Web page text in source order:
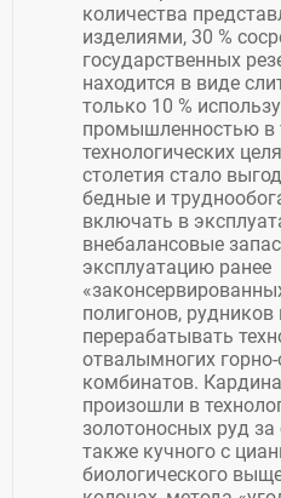
количества
изделиями, 30 %
государственных
находится в виде
только 10 %
промышленностью в
технологических
столетия стало
бедные и
включать в
внебалансовые
эксплуатацию ранее
полигонов, рудников
перерабатывать
отвалымногих
комбинатов.
произошли в
золотоносных руд за
также кучного с
биологического